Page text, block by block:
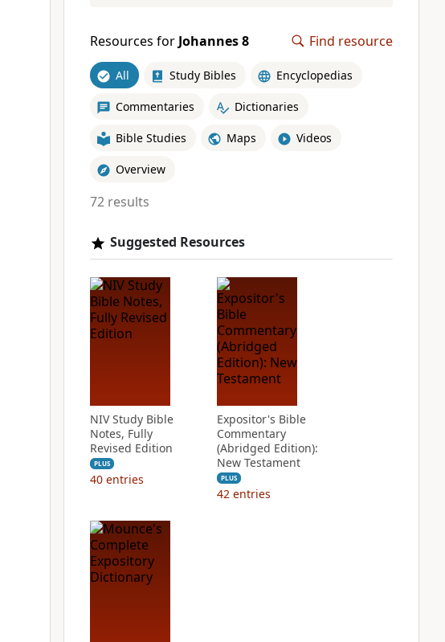
Resources for Johannes 8 Find resource
All Study Bibles Encyclopedias
Commentaries Dictionaries
Bible Studies Maps Videos
Overview
72 results
Suggested Resources
NIV Study Bible
Notes, Fully
Revised Edition
PLUS
40 entries
Expositor's Bible
Commentary
(Abridged Edition):
New Testament
PLUS
42 entries